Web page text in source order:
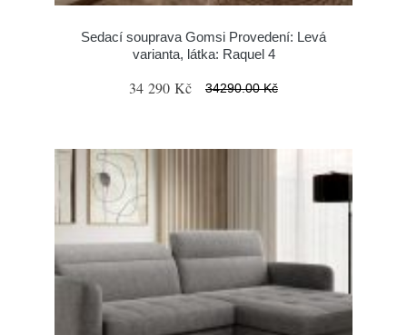
Sedací souprava Gomsi Provedení: Levá
varianta, látka: Raquel 4
34 290 Kč 34290.00 Kč